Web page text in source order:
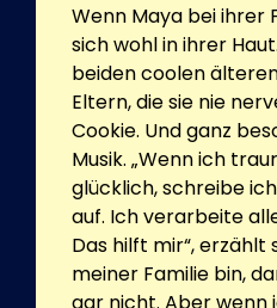
Wenn Maya bei ihrer
sich wohl in ihrer
beiden coolen
Eltern, die sie nie
Cookie. Und ganz
Musik. „Wenn ich
glücklich, schreibe
auf. Ich verarbeite
Das hilft mir“, erzählt
meiner Familie bin,